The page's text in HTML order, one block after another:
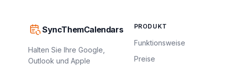
SyncThemCalendars
Halten Sie Ihre Google,
Outlook und Apple
PRODUKT
Funktionsweise
Preise